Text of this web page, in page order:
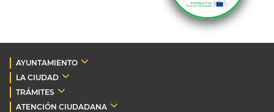
AYUNTAMIENTO
LA CIUDAD
TRÁMITES
ATENCIÓN CIUDADANA